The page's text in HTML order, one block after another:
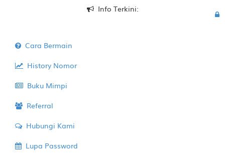
Info Terkini:
Cara Bermain
History Nomor
Buku Mimpi
Referral
Hubungi Kami
Lupa Password